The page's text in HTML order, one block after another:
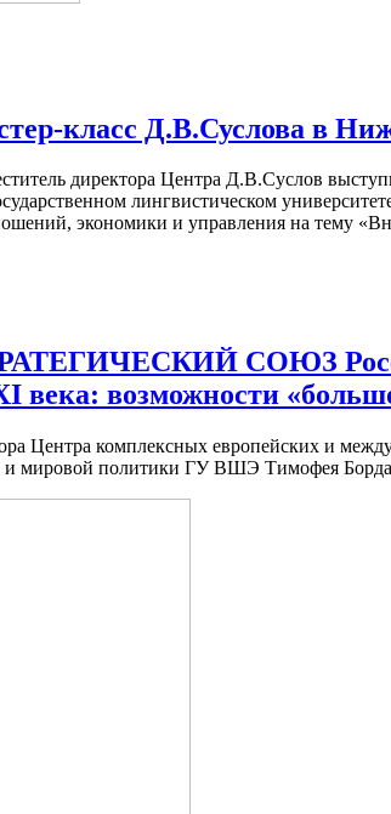
класс Д.В.Суслова в
директора Центра Д.В.Суслов
лингвистическом
экономики и управления на тему
СОЮЗ
века: возможности
Центра комплексных европейских и
и мировой политики ГУ ВШЭ Тимофея